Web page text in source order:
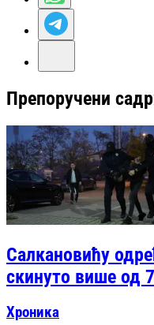
Препоручени
Салкановићу
скинуто више од
Хроника